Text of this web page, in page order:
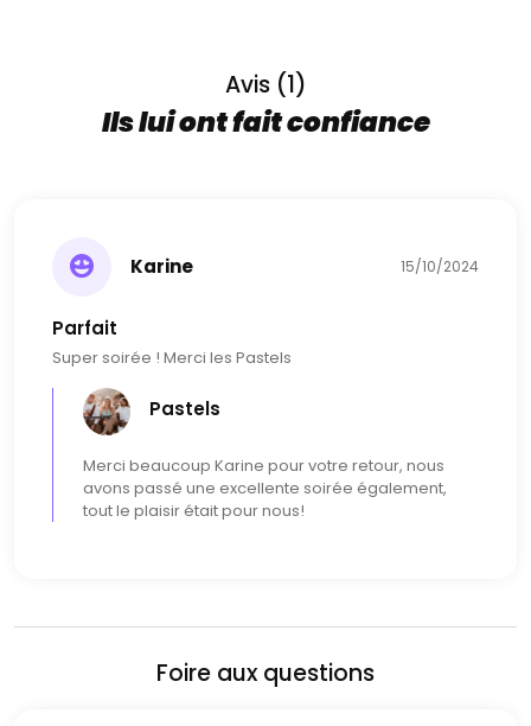
parfaitement à vos envies.
Leurs talents couvrent un large éventail de styles et
Contactez ces musiciens dès maintenant pour en
événement et laissez la magie opérer avec Pastels !
Avis (1)
Ils lui ont fait confiance
Karine 15/10/2024
Parfait
Super soirée ! Merci les Pastels
Pastels
Merci beaucoup Karine pour votre retour, nous
avons passé une excellente soirée également,
tout le plaisir était pour nous!
Foire aux questions